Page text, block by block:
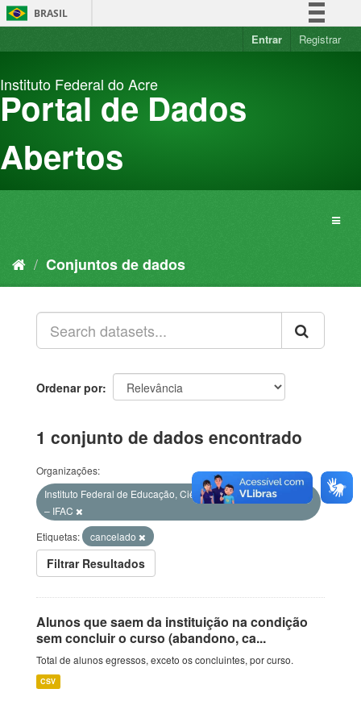
Pular
para
BRASIL
Simplifique!
Acesso à informação
Entrar Registrar
Instituto Federal do Acre
Portal de Dados
Abertos
Conjuntos de dados
Ordenar por
1 conjunto de dados encontrado
Organizações:
Instituto Federal de Educação, Ciência e Tecnologia do Acre
– IFAC
Etiquetas:
cancelado
Filtrar Resultados
Alunos que saem da instituição na condição
sem concluir o curso (abandono, ca...
Total de alunos egressos, exceto os concluintes, por curso.
CSV